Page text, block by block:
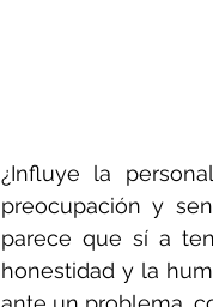
¿Influye la
preocupación y
parece que sí a
honestidad y la